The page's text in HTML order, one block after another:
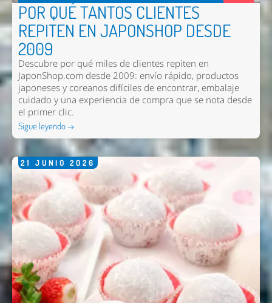
POR QUÉ TANTOS CLIENTES
REPITEN EN JAPONSHOP DESDE
2009
Descubre por qué miles de clientes repiten en
JaponShop.com desde 2009: envío rápido, productos
japoneses y coreanos difíciles de encontrar, embalaje
cuidado y una experiencia de compra que se nota desde
el primer clic.
Sigue leyendo →
21 JUNIO 2026